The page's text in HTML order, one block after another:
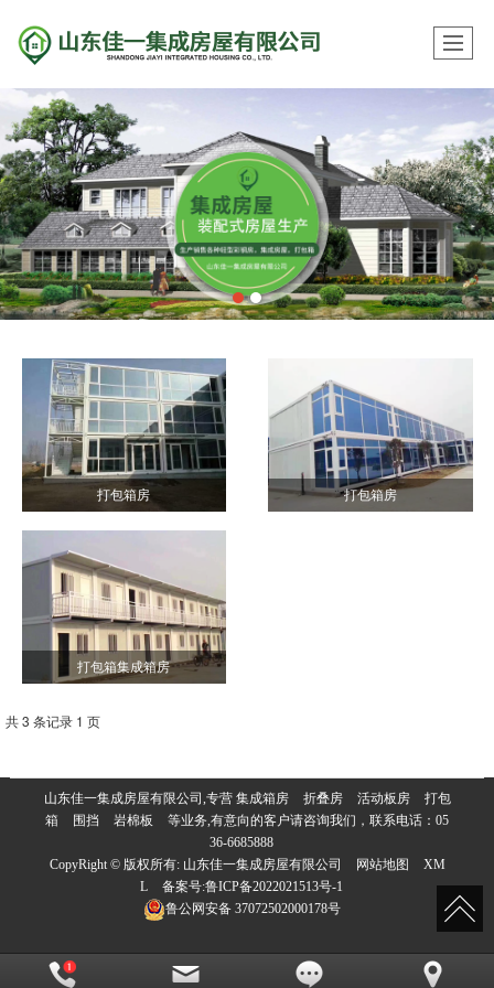
打包箱房 打包箱房
打包箱集成箱房
共 3 条记录 1 页
山东佳一集成房屋有限公司,专营 集成箱房 折叠房 活动板房
打包
箱
围挡 岩棉板 等业务,有意向的客户请咨询我们，联系电话： 05
36-6685888
CopyRight © 版权所有: 山东佳一集成房屋有限公司 网站地图
XM
L
备案号:鲁ICP备2022021513号-1
鲁公网安备37072502000178号